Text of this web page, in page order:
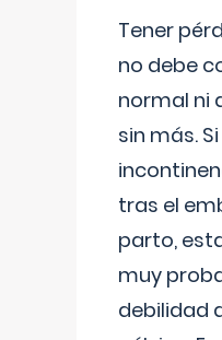
Tener
no debe
normal ni
sin más.
tras el
parto,
muy
debilidad